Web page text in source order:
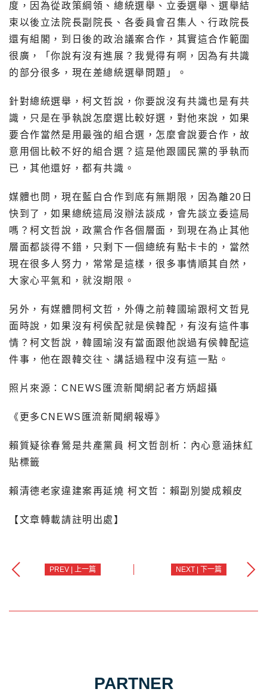
度，因為從政策綱領、總統選舉、立委選舉、選舉結
束以後立法院長副院長、各委員會召集人、行政院長
還有組閣，到日後的政治議案合作，其實這合作範圍
很廣，「你說有沒有進展？我覺得有啊，因為有共識
的部分很多，現在差總統選舉問題」。
針對總統選舉，柯文哲說，你要說沒有共識也是有共
識，只是在爭執說怎麼選比較好選，對他來說，如果
要合作當然是用最強的組合選，怎麼會說要合作，故
意用個比較不好的組合選？這是他跟國民黨的爭執而
已，其他還好，都有共識。
媒體也問，現在藍白合作到底有無期限，因為離20日
快到了，如果總統這局沒辦法談成，會先談立委這局
嗎？柯文哲說，政黨合作各個層面，到現在為止其他
層面都談得不錯，只剩下一個總統有點卡卡的，當然
現在很多人努力，常常是這樣，很多事情順其自然，
大家心平氣和，就沒期限。
另外，有媒體問柯文哲，外傳之前韓國瑜跟柯文哲見
面時說，如果沒有柯侯配就是侯韓配，有沒有這件事
情？柯文哲說，韓國瑜沒有當面跟他說過有侯韓配這
件事，他在跟韓交往、講話過程中沒有這一點。
照片來源：CNEWS匯流新聞網記者方炳超攝
《更多CNEWS匯流新聞網報導》
賴質疑徐春鶯是共產黨員 柯文哲剖析：內心意涵抹紅
貼標籤
賴清德老家違建案再延燒 柯文哲：賴副別變成賴皮
【文章轉載請註明出處】
PREV | 上一篇 NEXT | 下一篇
PARTNER